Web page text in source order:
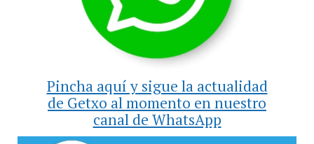
Pincha aquí y sigue la actualidad
de Getxo al momento en nuestro
canal de WhatsApp